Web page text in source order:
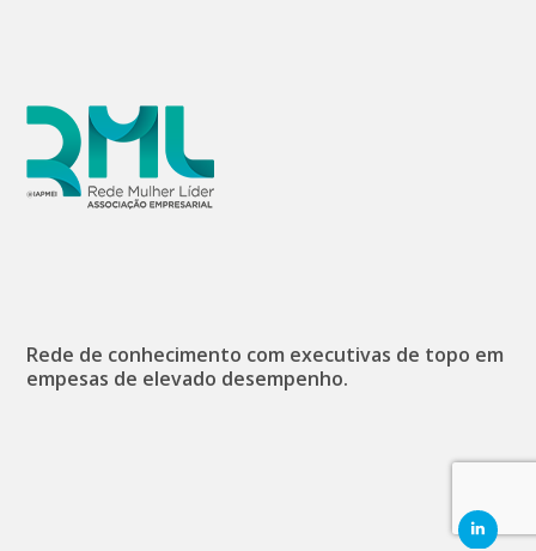
Rede de conhecimento com executivas de topo em
empesas de elevado desempenho.